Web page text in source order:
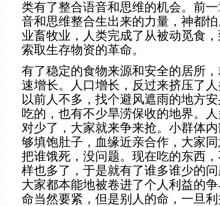
类有了整合语音和思维的机会。前
音和思维整合生出来的力量，神都
业畜牧业，人类完成了从被动觅食
索取生存物资的革命。
有了稳定的食物来源和安全的居所
速增长。人口增长，反过来挤压了
以前人不多，找个避风遮雨的地方
吃的，也有不少旱涝保收的地界。
对少了，大家就来争来抢。小群体
够填饱肚子，血缘近亲合作，大家
把谁饿死，没问题。现在吃的东西
样也多了，于是就有了谁多谁少的
大家都本能地被卷进了个人利益的
命当然要紧，但是别人的命，一旦